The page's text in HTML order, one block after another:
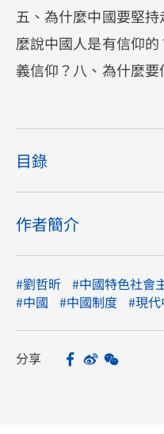
五、為什麼中國要堅
麼說中國人是有信仰
義信仰？八、為什麼
目錄
作者簡介
#劉哲昕 #中國特色社會
#中國
#中國制度 #現代
分享 Facebook
Sina Weibo
WeChat